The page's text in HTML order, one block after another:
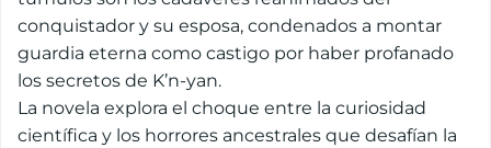
conquistador y su esposa, condenados a montar
guardia eterna como castigo por haber profanado
los secretos de K’n-yan.
La novela explora el choque entre la curiosidad
científica y los horrores ancestrales que desafían la